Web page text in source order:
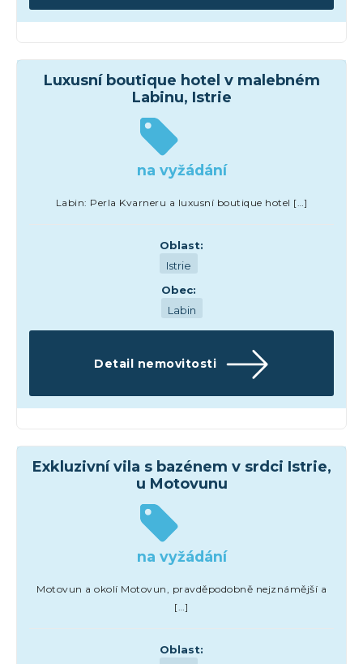
Luxusní boutique hotel v malebném
Labinu, Istrie
na vyžádání
Labin: Perla Kvarneru a luxusní boutique hotel […]
Oblast:
Istrie
Obec:
Labin
Detail nemovitosti
Exkluzivní vila s bazénem v srdci Istrie,
u Motovunu
na vyžádání
Motovun a okolí Motovun, pravděpodobně nejznámější a
[…]
Oblast: